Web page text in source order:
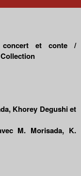
et conte /
Khorey Degushi et
M. Morisada, K.